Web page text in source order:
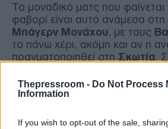
Thepressroom - Do Not Process
Information
If you wish to opt-out of the sale,
Το μοναδικό ματς που
φαβορί είναι αυτό ανάμεσα στη
Μπάγερν Μονάχου, με τους
το πάνω χέρι, ακόμη και αν η
πραγματοποιηθεί στη Σκωτία.
καλό πρόσωπο στην Ευρώπη
μπροστά στην